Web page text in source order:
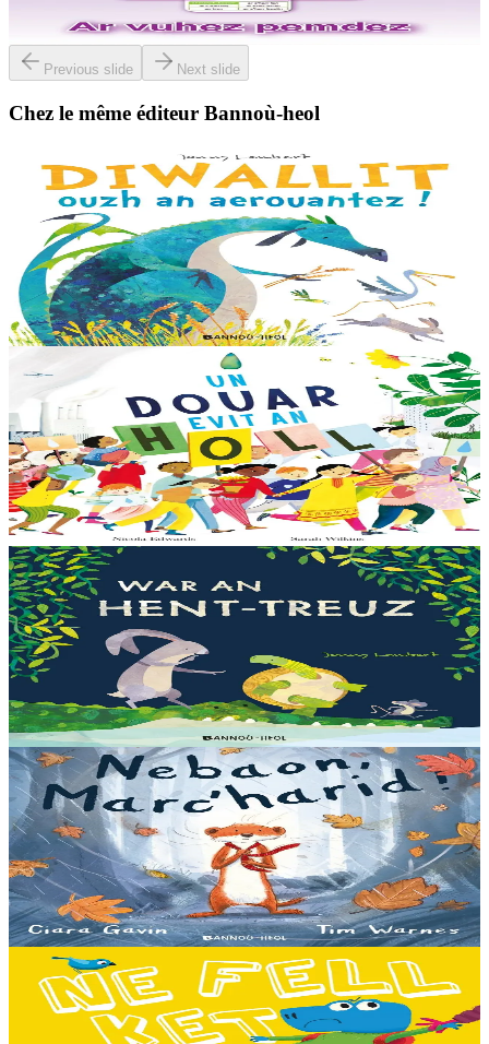
En stock5,00 €
Previous slide Next slide
Chez le même éditeur Bannoù-heol
Bannoù-heol
Look out, it's a Dragon!
Eflammez la dragonne est en quête d'une nouvelle maison. Mais
quand elle trouve la forêt parfaite, elle n'est pas la bienvenue...
"Ouste ! On ne veut pas de...
En stock13,00 €
Bannoù-heol
Like the Ocean We Rise
Notre planète est immense et magnifique, mais elle a besoin de notre
aide – elle a besoin de moi, elle a besoin de vous. Cet album illustré,
qui arrive à point...
En stock
13,00 €
3 ans et plus
Bannoù-heol
Let's all creep through crocodile creek
Qui sait quelles bêtes rôdent dans les marais quand la nuit tombe...
Pas les crocodiles en tout cas, Souris en est persuadée ! Ses amis ont
un doute : à quoi ça...
En stock13,00 €
3 ans et plus
Bannoù-heol
A little bit worried
Pris dans une violente tempête, Marc'harid construit une forteresse
pour s'y réfugier. Mais elle y rencontre Lagadeg, qui adore jouer
dans le vent et patauger sous la pluie....
En stock13,00 €
3 ans et plus
Bannoù-heol
I don't want to go to school!